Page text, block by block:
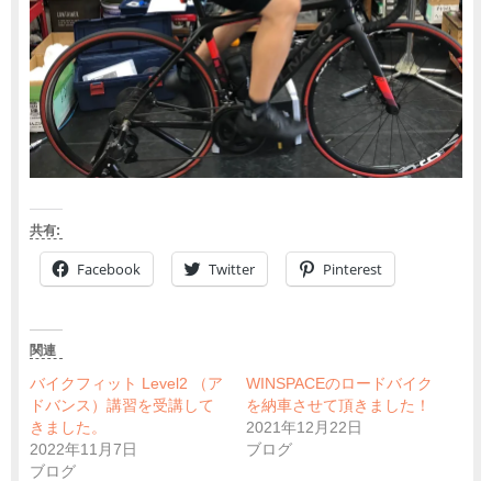
共有:
Facebook Twitter Pinterest
関連
バイクフィット Level2 （ア
ドバンス）講習を受講して
きました。
2022年11月7日
ブログ
WINSPACEのロードバイク
を納車させて頂きました！
2021年12月22日
ブログ